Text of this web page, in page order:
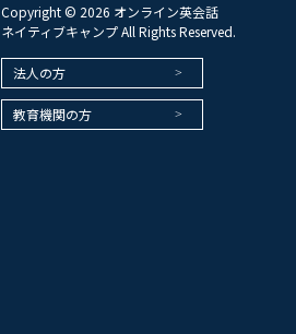
Copyright © 2026 オンライン英会話
ネイティブキャンプ All Rights Reserved.
法人の方
教育機関の方